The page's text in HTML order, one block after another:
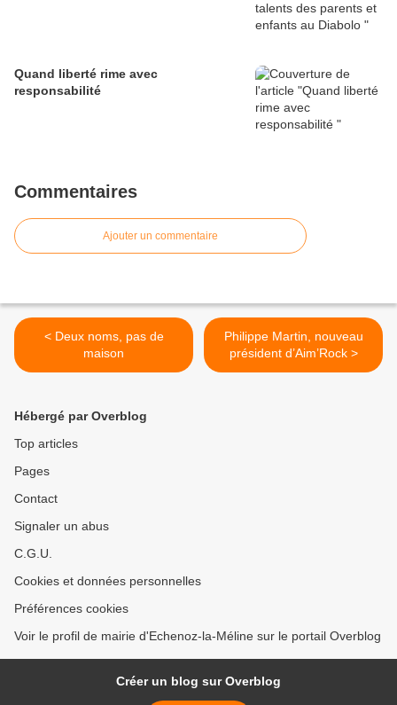
Quand liberté rime avec
responsabilité
Commentaires
Ajouter un commentaire
< Deux noms, pas de
maison
Philippe Martin, nouveau
président d’Aim’Rock >
Hébergé par Overblog
Top articles
Pages
Contact
Signaler un abus
C.G.U.
Cookies et données personnelles
Préférences cookies
Voir le profil de mairie d'Echenoz-la-Méline sur le portail Overblog
Créer un blog sur Overblog